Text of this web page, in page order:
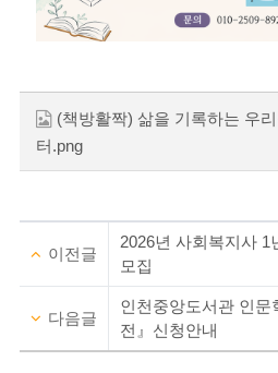
(책방활짝) 삶을 기록하는 우
터.png
이전글
2026년 사회복지사 1
모집
다음글
인천중앙도서관 인문
전』신청안내